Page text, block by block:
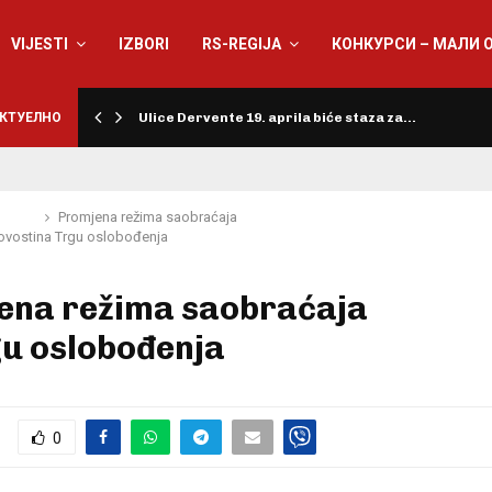
VIJESTI IZBORI RS-REGIJA КОНКУРСИ – МАЛИ
Ulice Dervente 19. aprila biće staza za…
Promjena režima saobraćaja
na Trgu oslobođenja
režima saobraćaja
oslobođenja
0